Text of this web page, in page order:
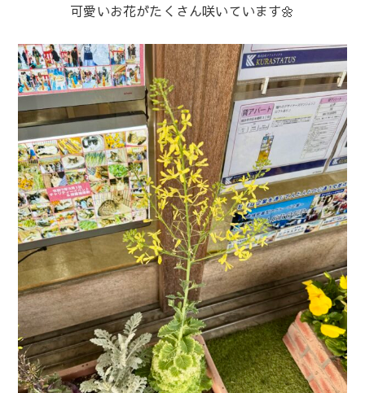
可愛いお花がたくさん咲いています🌼